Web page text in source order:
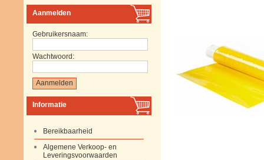
Aanmelden
Gebruikersnaam:
Wachtwoord:
Informatie
Bereikbaarheid
Algemene Verkoop- en
Leveringsvoorwaarden